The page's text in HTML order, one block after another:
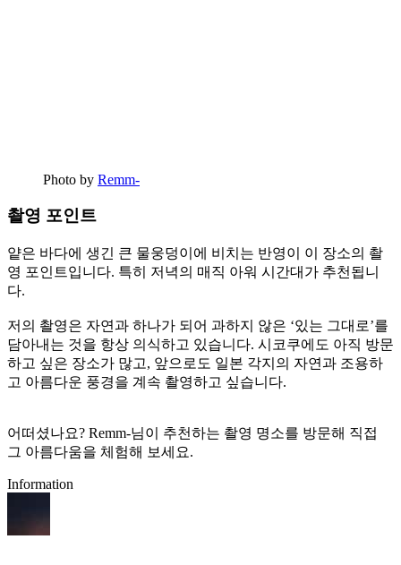
Photo by Remm-
촬영 포인트
얕은 바다에 생긴 큰 물웅덩이에 비치는 반영이 이 장소의 촬
영 포인트입니다. 특히 저녁의 매직 아워 시간대가 추천됩니
다.
저의 촬영은 자연과 하나가 되어 과하지 않은 ‘있는 그대로’를
담아내는 것을 항상 의식하고 있습니다. 시코쿠에도 아직 방문
하고 싶은 장소가 많고, 앞으로도 일본 각지의 자연과 조용하
고 아름다운 풍경을 계속 촬영하고 싶습니다.
어떠셨나요? Remm-님이 추천하는 촬영 명소를 방문해 직접
그 아름다움을 체험해 보세요.
Information